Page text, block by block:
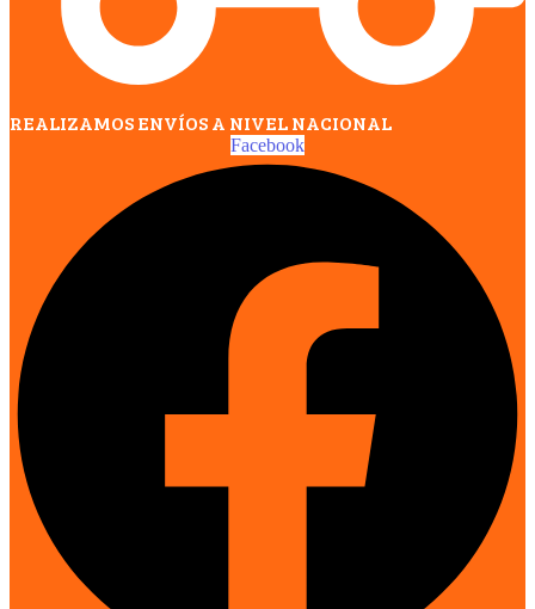
REALIZAMOS ENVÍOS A NIVEL NACIONAL
Facebook